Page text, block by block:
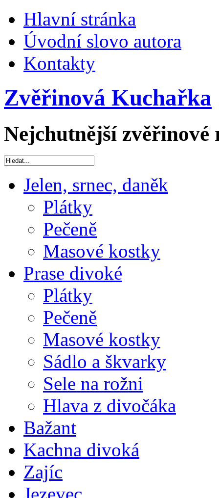
Hlavní stránka
Úvodní slovo autora
Kontakty
Zvěřinová Kuchařka
Nejchutnější zvěřinové
Jelen, srnec, daněk
Plátky
Pečeně
Masové kostky
Prase divoké
Plátky
Pečeně
Masové kostky
Sádlo a škvarky
Sele na rožni
Hlava z divočáka
Bažant
Kachna divoká
Zajíc
Jezevec